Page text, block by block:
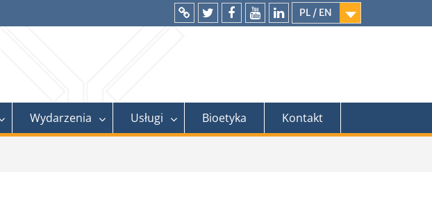
PL / EN
IntranetTwitterFacebookYouTubeLinkedIn
Wydarzenia Usługi Bioetyka Kontakt